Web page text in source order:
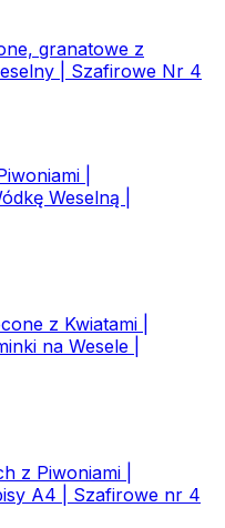
granatowe z
| Szafirowe Nr 4
|
Weselną |
z Kwiatami |
na Wesele |
z Piwoniami |
A4 | Szafirowe nr 4